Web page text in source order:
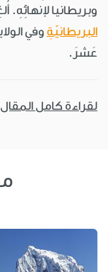
وبريطانيا لإنهائِهِ.
البريطانيّةِ وفي
عَشرَ.
لقراءة كامل